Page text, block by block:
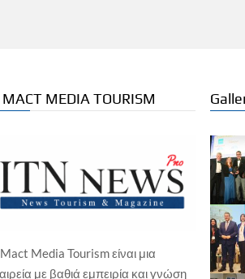
MEDIA TOURISM
Media Tourism είναι μια
με βαθιά εμπειρία και γνώση